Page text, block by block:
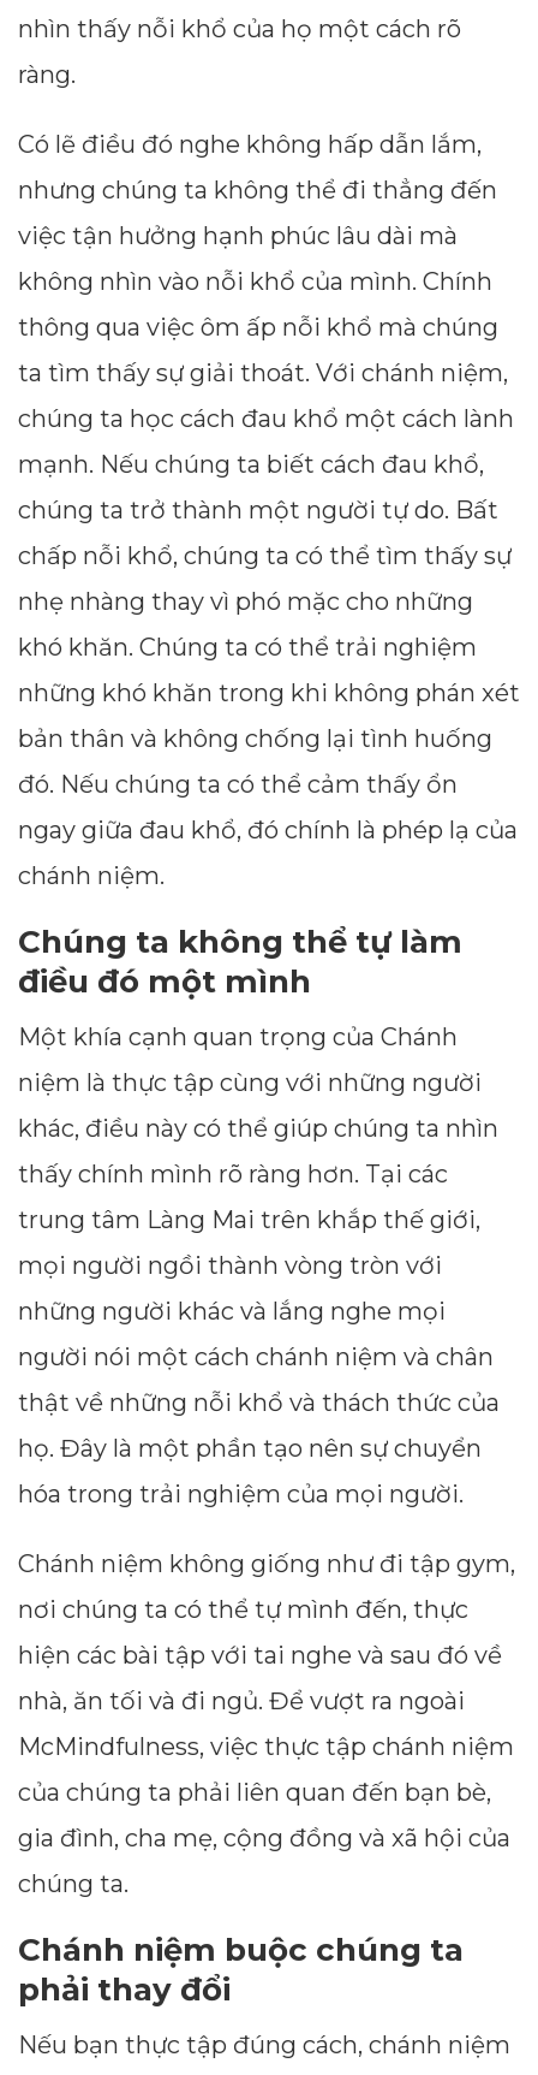
nhìn thấy nỗi khổ của họ một cách rõ
ràng.
Có lẽ điều đó nghe không hấp dẫn lắm,
nhưng chúng ta không thể đi thẳng đến
việc tận hưởng hạnh phúc lâu dài mà
không nhìn vào nỗi khổ của mình. Chính
thông qua việc ôm ấp nỗi khổ mà chúng
ta tìm thấy sự giải thoát. Với chánh niệm,
chúng ta học cách đau khổ một cách lành
mạnh. Nếu chúng ta biết cách đau khổ,
chúng ta trở thành một người tự do. Bất
chấp nỗi khổ, chúng ta có thể tìm thấy sự
nhẹ nhàng thay vì phó mặc cho những
khó khăn. Chúng ta có thể trải nghiệm
những khó khăn trong khi không phán xét
bản thân và không chống lại tình huống
đó. Nếu chúng ta có thể cảm thấy ổn
ngay giữa đau khổ, đó chính là phép lạ của
chánh niệm.
Chúng ta không thể tự làm
điều đó một mình
Một khía cạnh quan trọng của Chánh
niệm là thực tập cùng với những người
khác, điều này có thể giúp chúng ta nhìn
thấy chính mình rõ ràng hơn. Tại các
trung tâm Làng Mai trên khắp thế giới,
mọi người ngồi thành vòng tròn với
những người khác và lắng nghe mọi
người nói một cách chánh niệm và chân
thật về những nỗi khổ và thách thức của
họ. Đây là một phần tạo nên sự chuyển
hóa trong trải nghiệm của mọi người.
Chánh niệm không giống như đi tập gym,
nơi chúng ta có thể tự mình đến, thực
hiện các bài tập với tai nghe và sau đó về
nhà, ăn tối và đi ngủ. Để vượt ra ngoài
McMindfulness, việc thực tập chánh niệm
của chúng ta phải liên quan đến bạn bè,
gia đình, cha mẹ, cộng đồng và xã hội của
chúng ta.
Chánh niệm buộc chúng ta
phải thay đổi
Nếu bạn thực tập đúng cách, chánh niệm